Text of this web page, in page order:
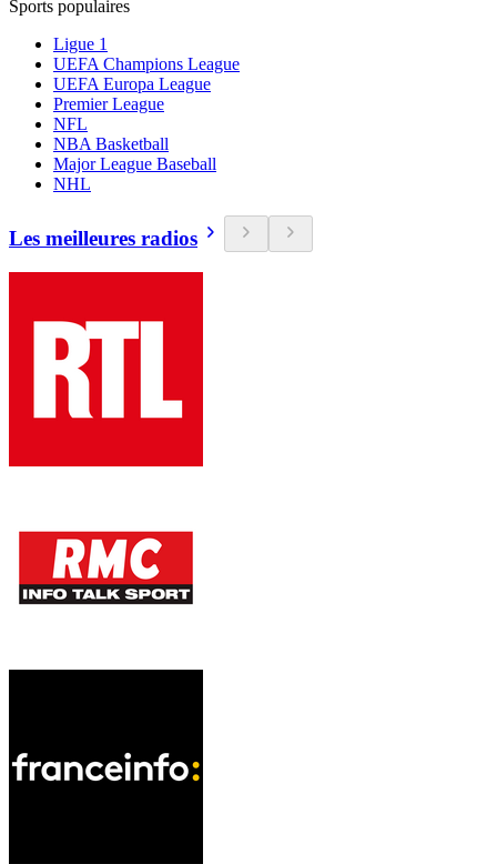
Sports populaires
Ligue 1
UEFA Champions League
UEFA Europa League
Premier League
NFL
NBA Basketball
Major League Baseball
NHL
Les meilleures radios